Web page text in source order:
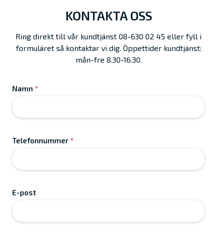
KONTAKTA OSS
Ring direkt till vår kundtjänst 08-630 02 45 eller fyll i
formuläret så kontaktar vi dig. Öppettider kundtjänst:
mån-fre 8.30-16.30.
Namn *
Telefonnummer *
E-post